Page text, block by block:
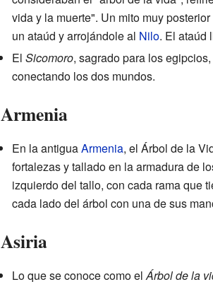
vida y la muerte". Un mito muy
un ataúd y arrojándole al Nilo. El ataúd
El Sicomoro, sagrado para los
conectando los dos mundos.
Armenia
En la antiguaArmenia, el Árbol de la
fortalezas y tallado en la armadura de
izquierdo del tallo, con cada rama que
cada lado del árbol con una de sus
Asiria
Lo que se conoce como elÁrbol de la